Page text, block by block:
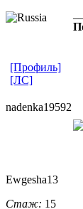
[Профиль]
[ЛС]
nadenka19592
Ewgesha13
Стаж: 15